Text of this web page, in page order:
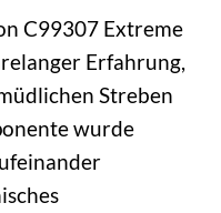
C99307 Extreme
Erfahrung,
Streben
wurde